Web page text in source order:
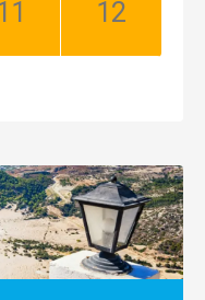
Listopad:
Prosinec: